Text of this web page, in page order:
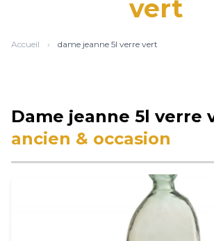
vert
Accueil › dame jeanne 5l verre vert
Dame jeanne 5l verre
ancien & occasion